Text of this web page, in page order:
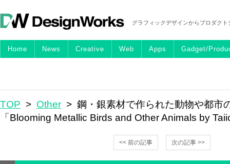
グラフィックデザインからプロダク
Home News Creative Web Apps Gadget/
TOP > Other > 鋼・銀素材で作られた動物や都市
「Blooming Metallic Birds and Other Animals by
<< 前の記事 次の記事 >>